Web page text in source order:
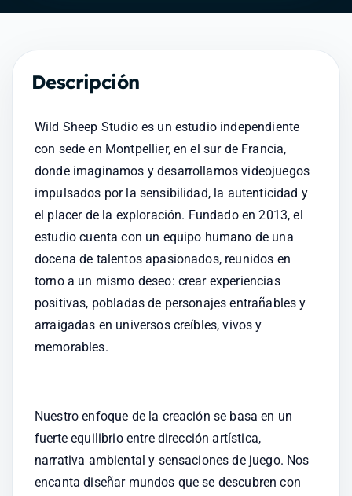
Descripción
Wild Sheep Studio es un estudio independiente
con sede en Montpellier, en el sur de Francia,
donde imaginamos y desarrollamos videojuegos
impulsados por la sensibilidad, la autenticidad y
el placer de la exploración. Fundado en 2013, el
estudio cuenta con un equipo humano de una
docena de talentos apasionados, reunidos en
torno a un mismo deseo: crear experiencias
positivas, pobladas de personajes entrañables y
arraigadas en universos creíbles, vivos y
memorables.
Nuestro enfoque de la creación se basa en un
fuerte equilibrio entre dirección artística,
narrativa ambiental y sensaciones de juego. Nos
encanta diseñar mundos que se descubren con